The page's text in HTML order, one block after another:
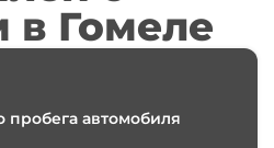
в Гомеле
пробега автомобиля